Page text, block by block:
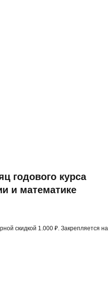
годового курса
и математике
скидкой 1.000 ₽. Закрепляется на